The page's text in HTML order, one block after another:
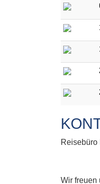
Reisebüro
Wir freuen